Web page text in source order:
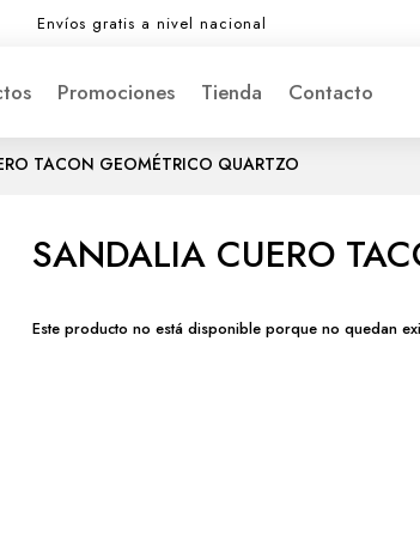
Envíos gratis a nivel nacional
Promociones Tienda Contacto
TACON GEOMÉTRICO QUARTZO
SANDALIA CUERO
Este producto no está disponible porque no quedan